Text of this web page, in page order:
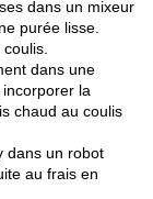
dans un mixeur
purée lisse.
dans une
la
chaud au coulis
dans un robot
au frais en